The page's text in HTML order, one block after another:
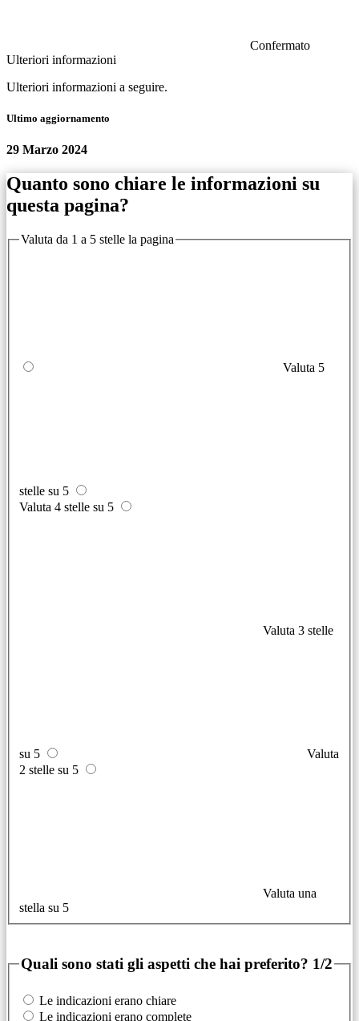
Confermato
Ulteriori informazioni
Ulteriori informazioni a seguire.
Ultimo aggiornamento
29 Marzo 2024
Quanto sono chiare le informazioni su
questa pagina?
Valuta da 1 a 5 stelle la pagina
Valuta 5
stelle su 5
Valuta 4 stelle su 5
Valuta 3 stelle
su 5
Valuta
2 stelle su 5
Valuta una
stella su 5
Quali sono stati gli aspetti che hai preferito? 1/2
Le indicazioni erano chiare
Le indicazioni erano complete